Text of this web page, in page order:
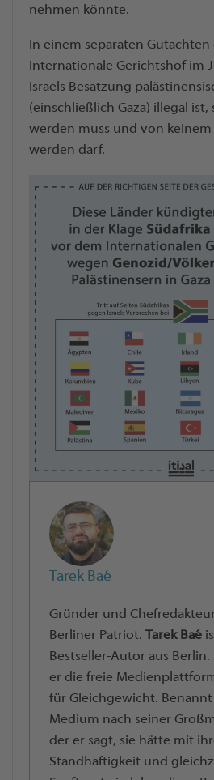
nehmen könnte.
In einem separaten
Internationale Gerichtshof im
Israels Besatzung
(einschließlich Gaza) illegal
werden muss und von
werden darf.
Tarek Baé
Gründer und
Berliner Patriot. Tarek Baé
Bestseller-Autor aus
er die freie
für Gleichgewicht. Benannt
Medium nach seiner
der er sagt, sie hätte mit
Standhaftigkeit und